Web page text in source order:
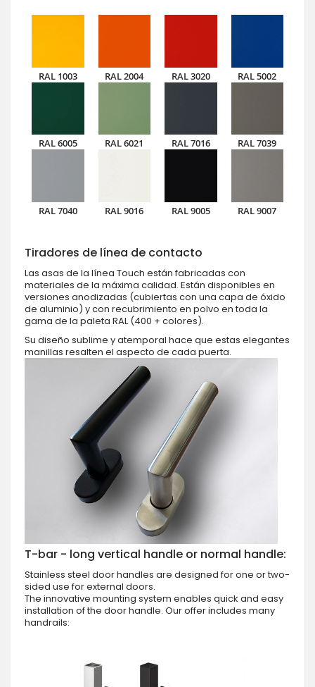
RAL 1003 RAL 2004 RAL 3020 RAL 5002
RAL 6005 RAL 6021 RAL 7016 RAL 7039
RAL 7040 RAL 9016 RAL 9005 RAL 9007
Tiradores de línea de contacto
Las asas de la línea Touch están fabricadas con
materiales de la máxima calidad. Están disponibles en
versiones anodizadas (cubiertas con una capa de óxido
de aluminio) y con recubrimiento en polvo en toda la
gama de la paleta RAL (400 + colores).
Su diseño sublime y atemporal hace que estas elegantes
manillas resalten el aspecto de cada puerta.
T-bar - long vertical handle or normal handle:
Stainless steel door handles are designed for one or two-
sided use for external doors.
The innovative mounting system enables quick and easy
installation of the door handle. Our offer includes many
handrails: